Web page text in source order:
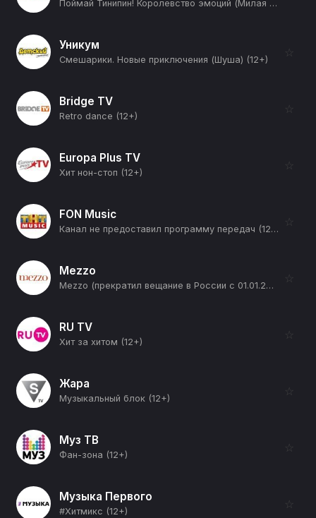
Поймай Тинипин! Королевство эмоций (Милая принцесса Майя) (12+)
Уникум
Смешарики. Новые приключения (Шуша) (12+)
☆
Bridge TV
Retro dance (12+)
☆
Europa Plus TV
Хит нон-стоп (12+)
☆
FON Music
Канал не предоставил программу передач (12+)
☆
Mezzo
Mezzo (прекратил вещание в России с 01.01.2026) (12+)
☆
RU TV
Хит за хитом (12+)
☆
Жара
Музыкальный блок (12+)
☆
Муз ТВ
Фан-зона (12+)
☆
Музыка Первого
#Хитмикс (12+)
☆